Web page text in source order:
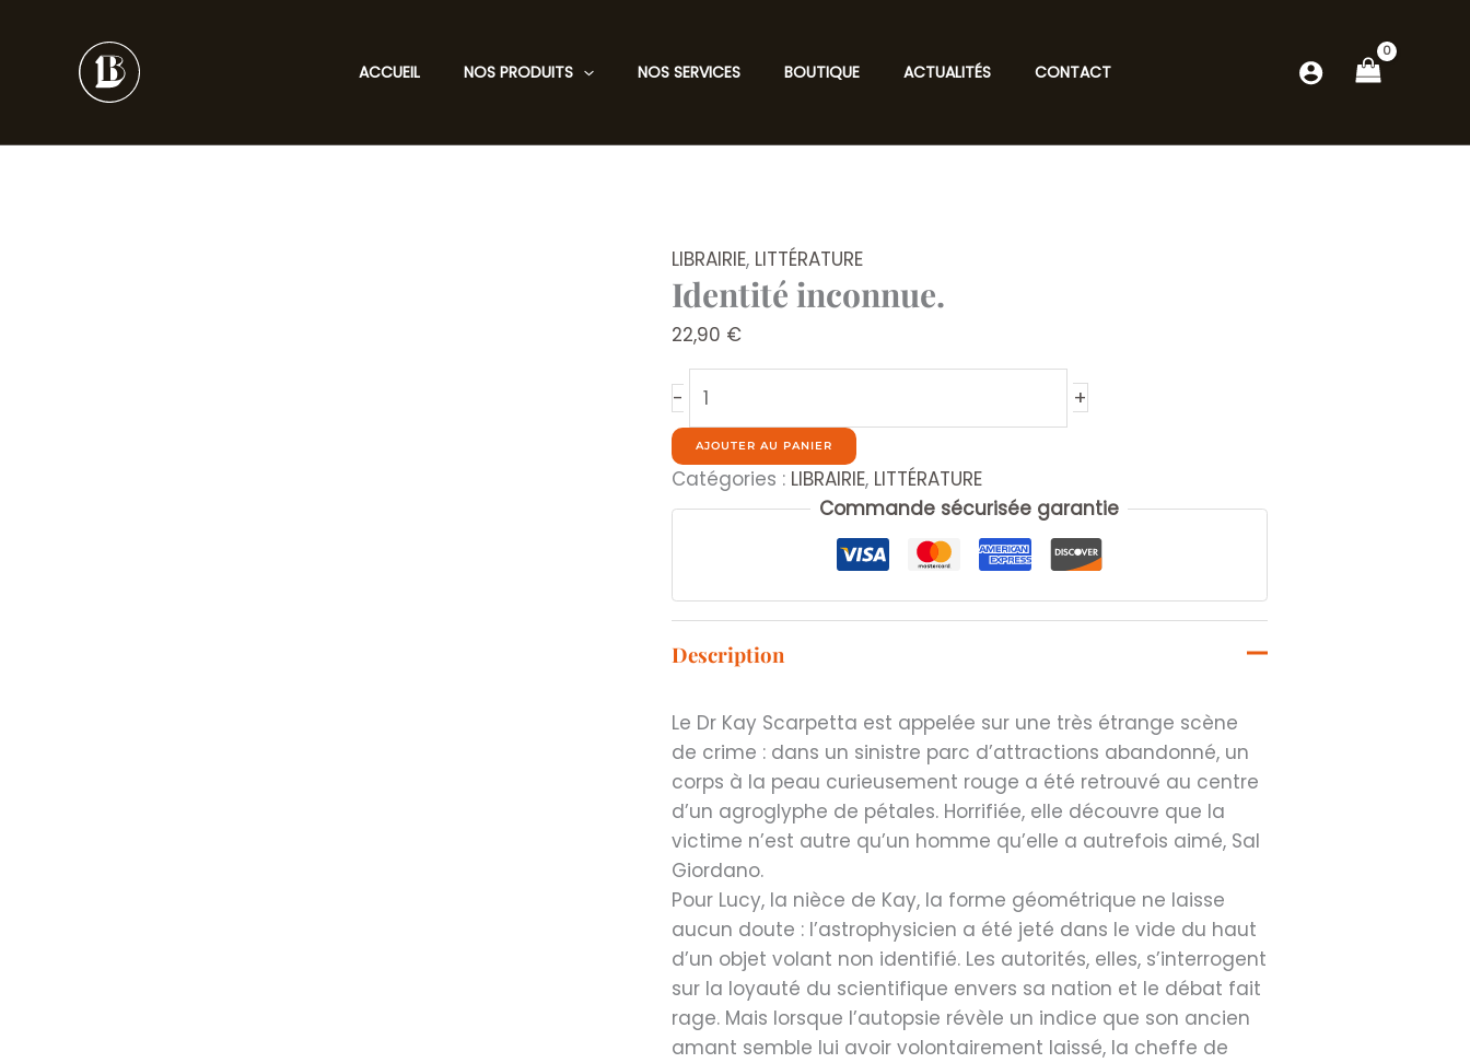
ACCUEIL NOS PRODUITS NOS SERVICES BOUTIQUE ACTUALITÉS CONTACT
LIBRAIRIE, LITTÉRATURE
Identité inconnue.
22,90 €
-
de
Identité
inconnue.
+
AJOUTER AU PANIER
Catégories : LIBRAIRIE, LITTÉRATURE
Commande sécurisée garantie
Description
Le Dr Kay Scarpetta est appelée sur une très étrange scène
de crime : dans un sinistre parc d’attractions abandonné, un
corps à la peau curieusement rouge a été retrouvé au centre
d’un agroglyphe de pétales. Horrifiée, elle découvre que la
victime n’est autre qu’un homme qu’elle a autrefois aimé, Sal
Giordano.
Pour Lucy, la nièce de Kay, la forme géométrique ne laisse
aucun doute : l’astrophysicien a été jeté dans le vide du haut
d’un objet volant non identifié. Les autorités, elles, s’interrogent
sur la loyauté du scientifique envers sa nation et le débat fait
rage. Mais lorsque l’autopsie révèle un indice que son ancien
amant semble lui avoir volontairement laissé, la cheffe de